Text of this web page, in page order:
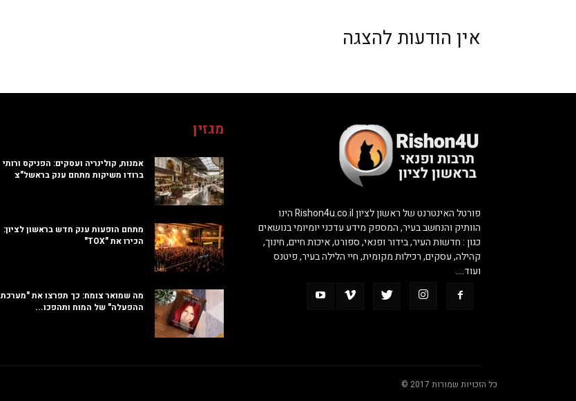
אין הודעות להצגה
מגזין
אמנות, קולינריה ועסקים: הפניקס ורותי
ברודו משיקות מתחם ענק בראשל"צ
מתחם הופעות ענק חדש בראשון לציון:
הכירו את "TOX"
מה שמואר צומח: כך תפרצו את "מערכת
ההפעלה" של המוח ותהפכו...
פורטל האינטרנט של ראשון לציון Rishon4u.co.il הינו
הוותיק והנחשב בעיר, המספק מידע עדכני יומיומי בנושאים
כגון : חדשות העיר, בידור ופנאי, ספורט, איכות חיים, חינוך,
קהילה, עסקים, רכילות מקומית, חיי הלילה בעיר, פיטנס
ועוד….
כל הזכויות שמורות 2017 ©